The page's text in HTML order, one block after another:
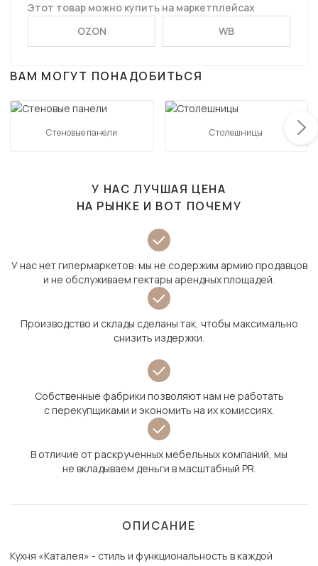
Этот товар можно купить на маркетплейсах
OZON
WB
ВАМ МОГУТ ПОНАДОБИТЬСЯ
Стеновые панели Столешницы
У НАС ЛУЧШАЯ ЦЕНА
НА РЫНКЕ И ВОТ ПОЧЕМУ
У нас нет гипермаркетов: мы не содержим армию продавцов
и не обслуживаем гектары арендных площадей.
Производство и склады сделаны так, чтобы максимально
снизить издержки.
Собственные фабрики позволяют нам не работать
с перекупщиками и экономить на их комиссиях.
В отличие от раскрученных мебельных компаний, мы
не вкладываем деньги в масштабный PR.
ОПИСАНИЕ
Кухня «Каталея» - стиль и функциональность в каждой